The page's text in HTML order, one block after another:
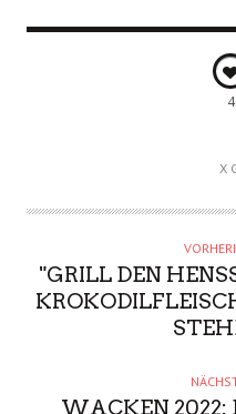
4
X
"GRILL DEN
WACKEN 2022: